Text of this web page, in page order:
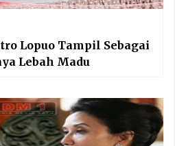
Lopuo Tampil Sebagai
Lebah Madu